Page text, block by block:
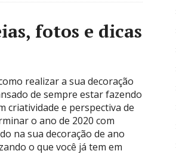
fotos e dicas
realizar a sua decoração
de sempre estar fazendo
criatividade e perspectiva de
o ano de 2020 com
na sua decoração de ano
o que você já tem em